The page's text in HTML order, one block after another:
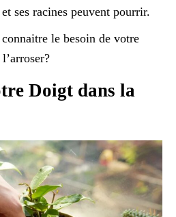
ses racines peuvent pourrir.
le besoin de votre
Doigt dans la